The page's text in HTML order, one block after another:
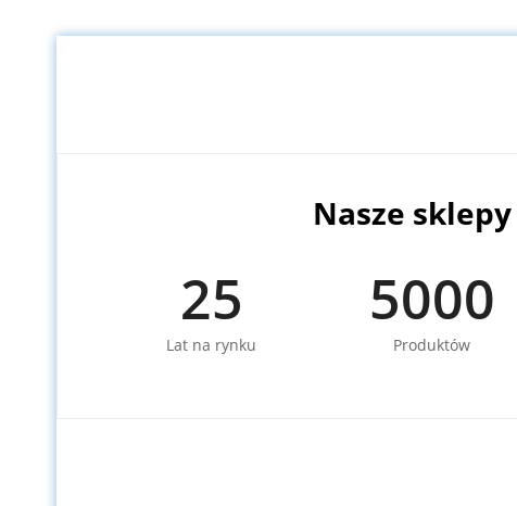
Nasze
25
Lat na rynku
5000
Produktów